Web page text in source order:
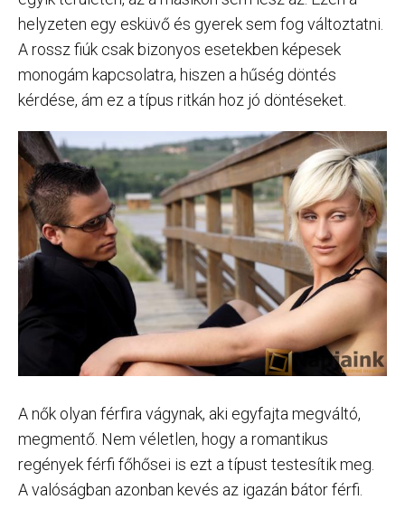
helyzeten egy esküvő és gyerek sem fog változtatni.
A rossz fiúk csak bizonyos esetekben képesek
monogám kapcsolatra, hiszen a hűség döntés
kérdése, ám ez a típus ritkán hoz jó döntéseket.
A nők olyan férfira vágynak, aki egyfajta megváltó,
megmentő. Nem véletlen, hogy a romantikus
regények férfi főhősei is ezt a típust testesítik meg.
A valóságban azonban kevés az igazán bátor férfi.